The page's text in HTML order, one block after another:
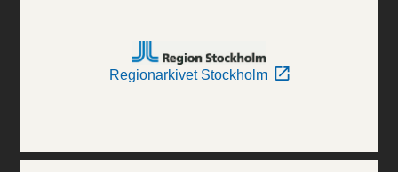
Regionarkivet Stockholm